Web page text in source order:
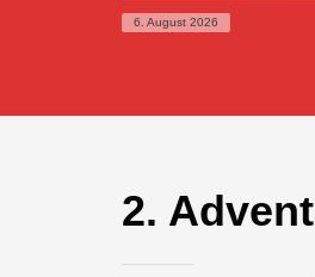
6. August 2026
2.